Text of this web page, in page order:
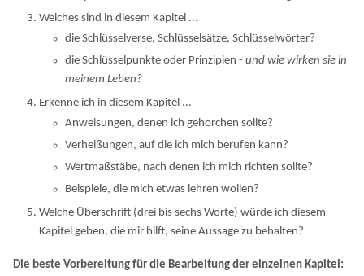
Welches sind in diesem Kapitel ...
die Schlüsselverse, Schlüsselsätze, Schlüsselwörter?
die Schlüsselpunkte oder Prinzipien -und wie wirken sie in
meinem Leben?
Erkenne ich in diesem Kapitel ...
Anweisungen, denen ich gehorchen sollte?
Verheißungen, auf die ich mich berufen kann?
Wertmaßstäbe, nach denen ich mich richten sollte?
Beispiele, die mich etwas lehren wollen?
Welche Überschrift (drei bis sechs Worte) würde ich diesem
Kapitel geben, die mir hilft, seine Aussage zu behalten?
Die beste Vorbereitung für die Bearbeitung der einzelnen Kapitel: